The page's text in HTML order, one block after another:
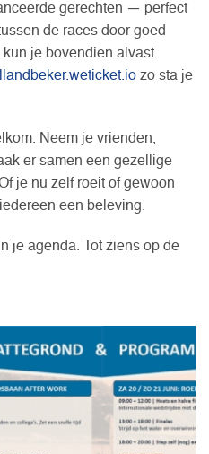
gerechten — perfect
de races door goed
je bovendien alvast
zo sta je
Neem je vrienden,
er samen een gezellige
je nu zelf roeit of gewoon
een beleving.
je agenda. Tot ziens op de